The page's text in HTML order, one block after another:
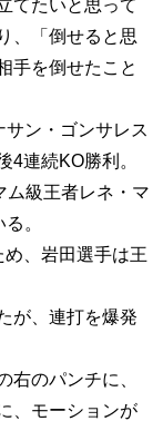
てたいと思って
、「倒せると思
手を倒せたこと
ン・ゴンサレス
4連続KO勝利。
ム級王者レネ・マ
。
、岩田選手は王
が、連打を爆発
右のパンチに、
、モーションが